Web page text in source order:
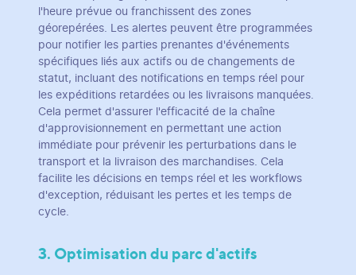
l'heure prévue ou franchissent des zones
géorepérées. Les alertes peuvent être programmées
pour notifier les parties prenantes d'événements
spécifiques liés aux actifs ou de changements de
statut, incluant des notifications en temps réel pour
les expéditions retardées ou les livraisons manquées.
Cela permet d'assurer l'efficacité de la chaîne
d'approvisionnement en permettant une action
immédiate pour prévenir les perturbations dans le
transport et la livraison des marchandises. Cela
facilite les décisions en temps réel et les workflows
d'exception, réduisant les pertes et les temps de
cycle.
3. Optimisation du parc d'actifs